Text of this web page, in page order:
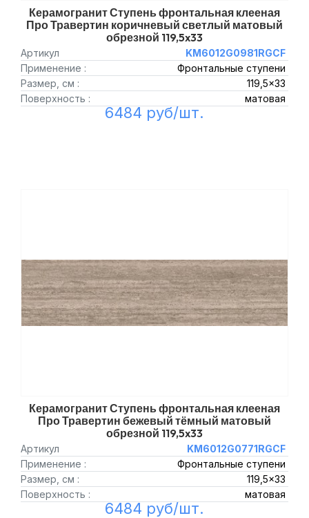
Керамогранит Ступень фронтальная клееная
Про Травертин коричневый светлый матовый
обрезной 119,5x33
Артикул
KM6012G0981RGCF
Применение :
Фронтальные ступени
Размер, см :
119,5x33
Поверхность :
матовая
6484 руб/шт.
Керамогранит Ступень фронтальная клееная
Про Травертин бежевый тёмный матовый
обрезной 119,5x33
Артикул
KM6012G0771RGCF
Применение :
Фронтальные ступени
Размер, см :
119,5x33
Поверхность :
матовая
6484 руб/шт.